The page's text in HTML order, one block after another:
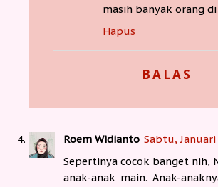
masih banyak orang di
Hapus
BALAS
Roem Widianto Sabtu,
Sepertinya cocok banget nih,
anak-anak main. Anak-